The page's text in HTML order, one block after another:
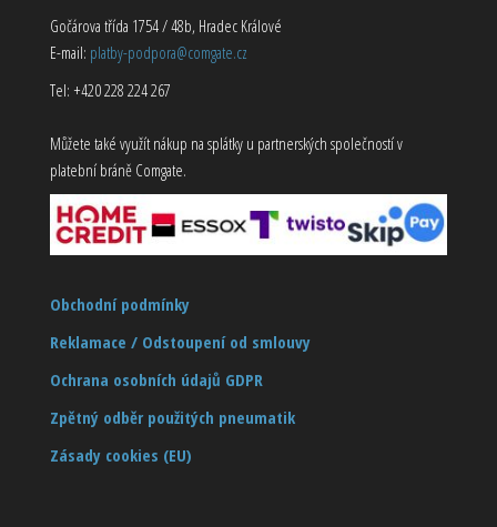
Gočárova třída 1754 / 48b, Hradec Králové
E-mail: platby-podpora@comgate.cz
Tel: +420 228 224 267
Můžete také využít nákup na splátky u partnerských společností v
platební bráně Comgate.
Obchodní podmínky
Reklamace / Odstoupení od smlouvy
Ochrana osobních údajů GDPR
Zpětný odběr použitých pneumatik
Zásady cookies (EU)